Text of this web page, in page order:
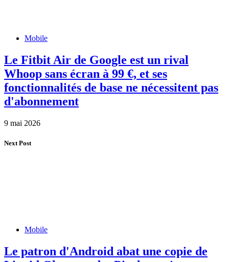
Mobile
Le Fitbit Air de Google est un rival
Whoop sans écran à 99 €, et ses
fonctionnalités de base ne nécessitent pas
d'abonnement
9 mai 2026
Next Post
Mobile
Le patron d'Android abat une copie de